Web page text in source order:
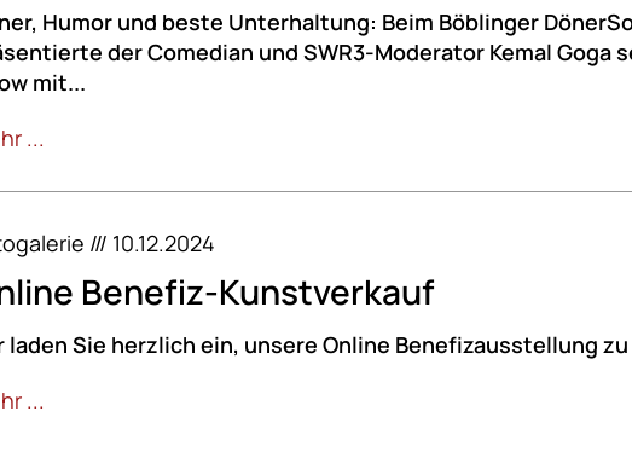
Humor und beste Unterhaltung: Beim Böblinger
der Comedian und SWR3-Moderator Kemal Goga
mit...
...
/// 10.12.2024
Benefiz-Kunstverkauf
laden Sie herzlich ein, unsere Online Benefizausstellung
...